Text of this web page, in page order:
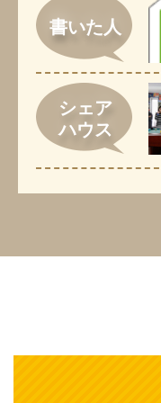
書いた人
シェア
ハウス